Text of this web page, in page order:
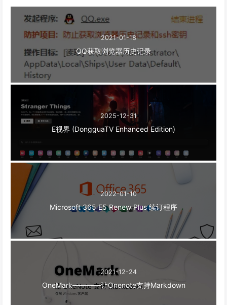
2021-01-18
QQ获取浏览器历史记录
2025-12-31
E视界 (DongguaTV Enhanced Edition)
2022-01-10
Microsoft 365 E5 Renew Plus 续订程序
2021-12-24
OneMark————让Onenote支持Markdown